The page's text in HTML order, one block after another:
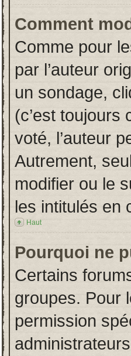
Comment
Comme pour
par l’auteur
un sondage,
(c’est toujours
voté, l’auteur
Autrement,
modifier ou le
les intitulés en
Haut
Pourquoi ne
Certains
groupes. Pour
permission